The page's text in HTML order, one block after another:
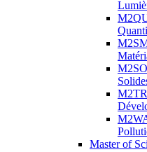
Master of